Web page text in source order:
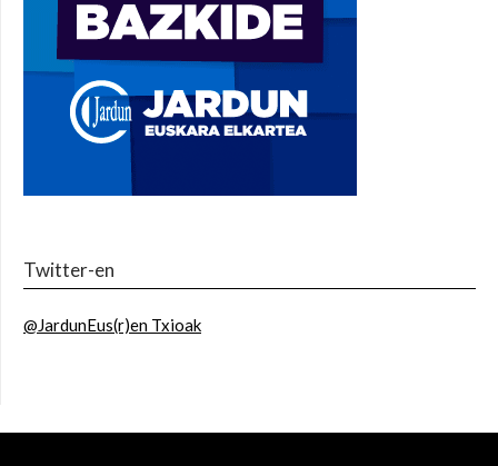
Twitter-en
@JardunEus(r)en Txioak